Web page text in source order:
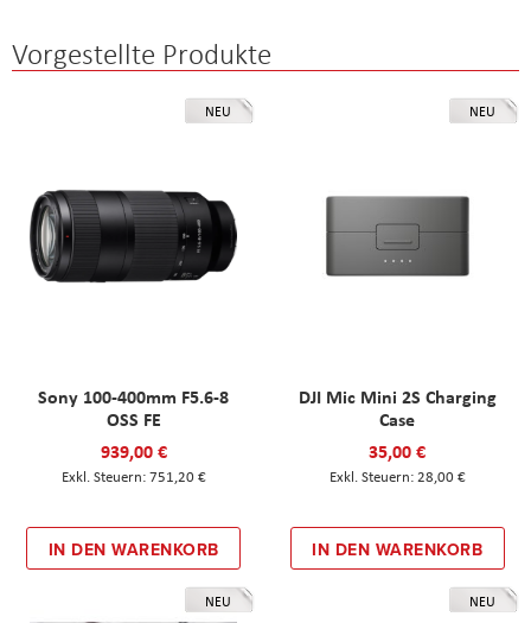
Vorgestellte Produkte
NEU
Sony 100-400mm F5.6-8
OSS FE
939,00 €
751,20 €
IN DEN WARENKORB
NEU
DJI Mic Mini 2S Charging
Case
35,00 €
28,00 €
IN DEN WARENKORB
NEU NEU